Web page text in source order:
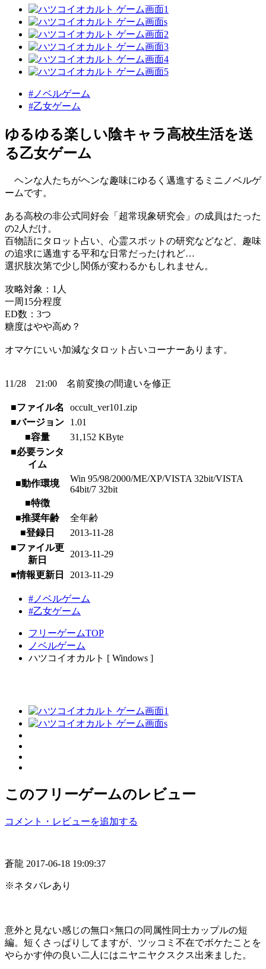
#ノベルゲーム
#乙女ゲーム
ゆるゆる楽しい陰キャラ高校生活を送
る乙女ゲーム
ヘンな人たちがヘンな趣味にゆるく邁進するミニノベルゲ
ームです。
ある高校の非公式同好会「超常現象研究会」の成員はたった
の2人だけ。
百物語にタロット占い、心霊スポットの研究などなど、趣味
の追求に邁進する平和な日常だったけれど…
選択肢次第で少し関係が変わるかもしれません。
攻略対象：1人
一周15分程度
ED数：3つ
糖度はやや高め？
オマケにいい加減なタロット占いコーナーあります。
11/28 21:00 名前変換の間違いを修正
■ファイル名
occult_ver101.zip
■バージョン
1.01
■容量
31,152 KByte
■必要ランタ
イム
■動作環境
Win 95/98/2000/ME/XP/VISTA 32bit/VISTA
64bit/7 32bit
■特徴
■推奨年齢
全年齢
■登録日
2013-11-28
■ファイル更
新日
2013-11-29
■情報更新日 2013-11-29
#ノベルゲーム
#乙女ゲーム
フリーゲームTOP
ノベルゲーム
ハツコイオカルト [ Windows ]
このフリーゲームのレビュー
コメント・レビューを追加する
蒼龍 2017-06-18 19:09:37
※ネタバレあり
意外と見ない感じの無口×無口の同属性同士カップルの短
編。短くさっぱりしてますが、ツッコミ不在でボケたことを
やらかす仲の良い二人にはニヤニヤクスクス出来ました。